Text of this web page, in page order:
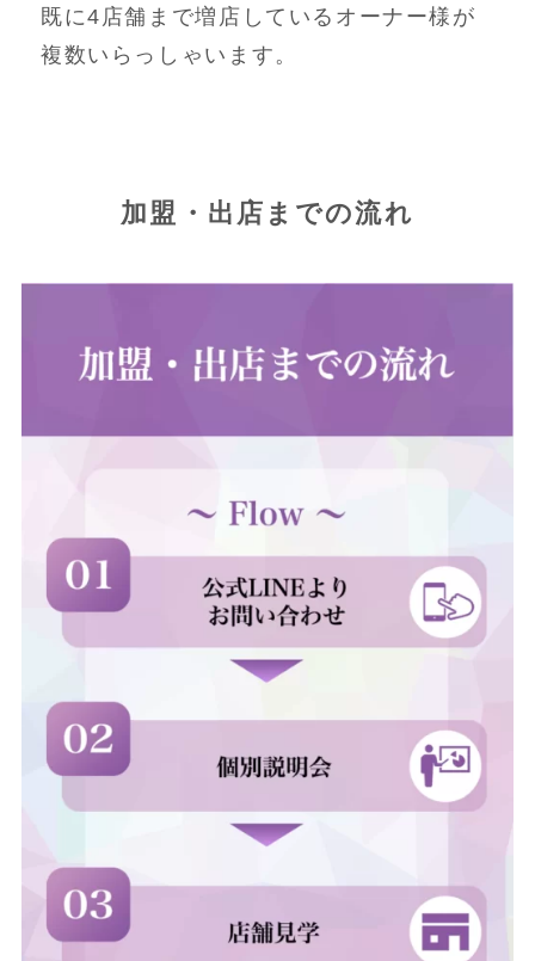
既に4店舗まで増店しているオーナー様が
複数いらっしゃいます。
加盟・出店までの流れ